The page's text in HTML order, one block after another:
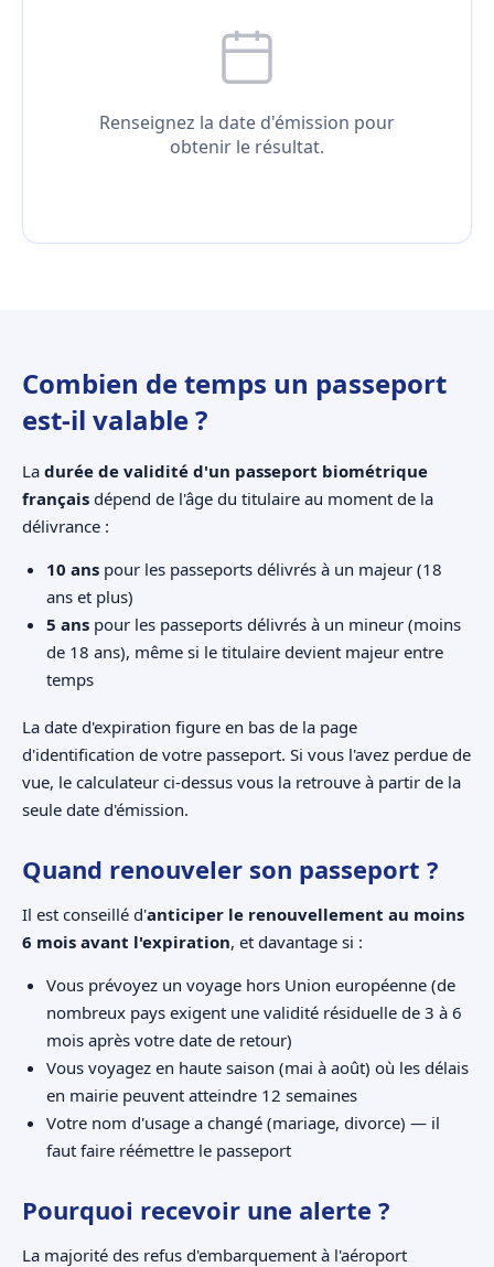
Renseignez la date d'émission pour
obtenir le résultat.
Combien de temps un passeport
est-il valable ?
La durée de validité d'un passeport biométrique
français dépend de l'âge du titulaire au moment de la
délivrance :
10 ans pour les passeports délivrés à un majeur (18
ans et plus)
5 ans pour les passeports délivrés à un mineur (moins
de 18 ans), même si le titulaire devient majeur entre
temps
La date d'expiration figure en bas de la page
d'identification de votre passeport. Si vous l'avez perdue de
vue, le calculateur ci-dessus vous la retrouve à partir de la
seule date d'émission.
Quand renouveler son passeport ?
Il est conseillé d'anticiper le renouvellement au moins
6 mois avant l'expiration, et davantage si :
Vous prévoyez un voyage hors Union européenne (de
nombreux pays exigent une validité résiduelle de 3 à 6
mois après votre date de retour)
Vous voyagez en haute saison (mai à août) où les délais
en mairie peuvent atteindre 12 semaines
Votre nom d'usage a changé (mariage, divorce) — il
faut faire réémettre le passeport
Pourquoi recevoir une alerte ?
La majorité des refus d'embarquement à l'aéroport